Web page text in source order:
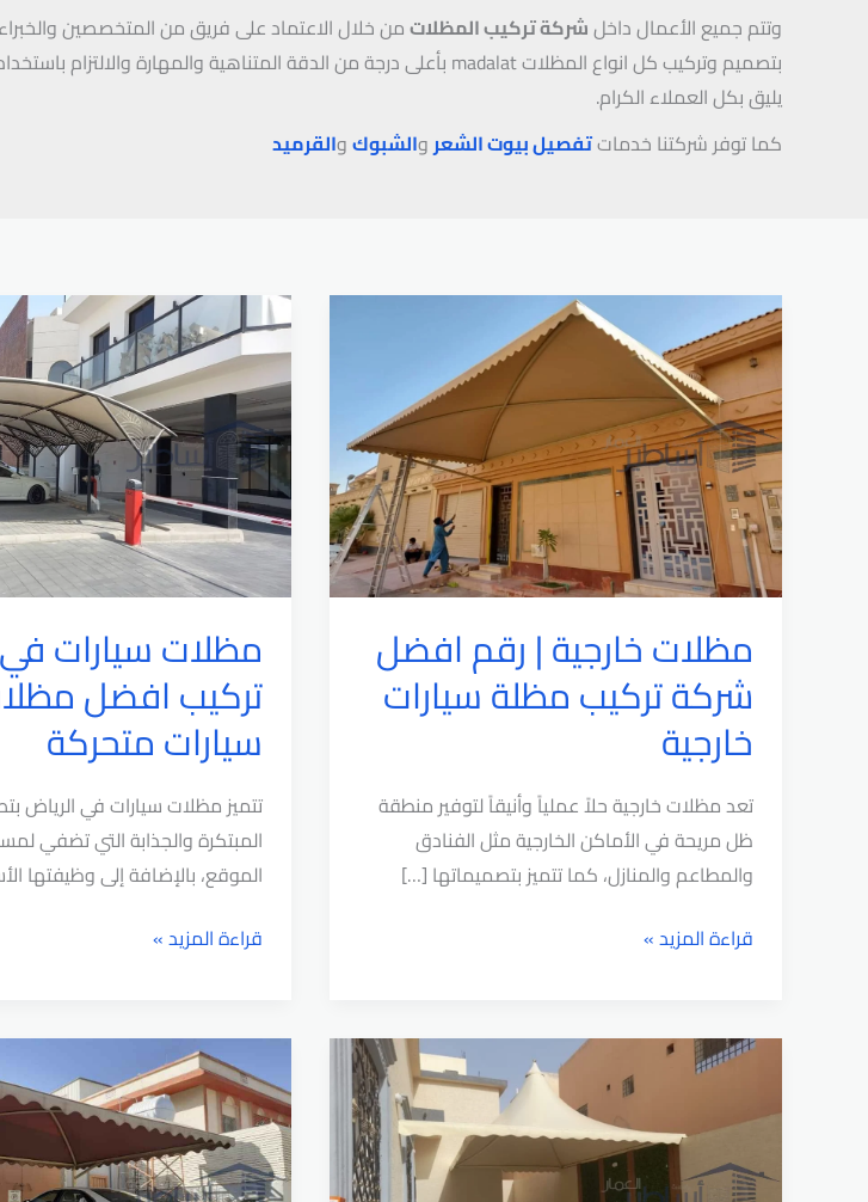
وتتم جميع الأعمال داخلشركة تركيب المظلاتمن خلال الاعتماد على فريق من المتخصصين
بتصميم وتركيب كل انواع المظلات madalat بأعلى درجة من الدقة المتناهية والمهارة والالتزام باستخدام أجود أنواع المواد المستوردة من الخارج حتى تخرج خدمة تركيب
يليق بكل العملاء الكرام.
كما توفر شركتنا خدماتتفصيل بيوت الشعروالشبوكوالقرميد
مظلات خارجية | رقم افضل
شركة تركيب مظلة سيارات
خارجية
تعد مظلات خارجية حلاً عملياً وأنيقاً لتوفير منطقة
ظل مريحة في الأماكن الخارجية مثل الفنادق
والمطاعم والمنازل، كما تتميز بتصميماتها […]
مظلات
رقم
افضل
مظلة
قراءة المزيد »
مظلات سيارات
تركيب افضل
سيارات متحركة
تتميز مظلات سيارات في الرياض
المبتكرة والجذابة التي تضفي
الموقع، بالإضافة إلى وظيفتها
مظلات
الرياض
|
تركيب
افضل
مظلات
قراءة المزيد »